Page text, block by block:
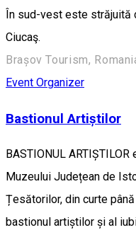
În sud-vest este străjuită
Ciucaş.
Brașov Tourism,
Event Organizer
Bastionul Artiștilor
BASTIONUL
Muzeului Județean de
Țesătorilor, din curte
bastionul artiștilor și al